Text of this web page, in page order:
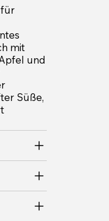
für
mit
und
Süße,